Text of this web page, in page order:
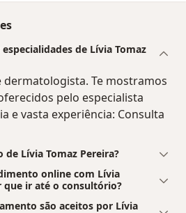
de Lívia Tomaz
dermatologista. Te mostramos
pelo especialista
e vasta experiência: Consulta
Lívia Tomaz Pereira?
online com Lívia
que ir até o consultório?
são aceitos por Lívia